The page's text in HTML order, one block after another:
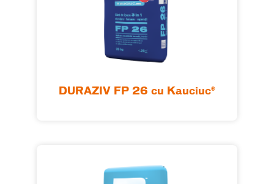
DURAZIV FP 26 cu Kauciuc®